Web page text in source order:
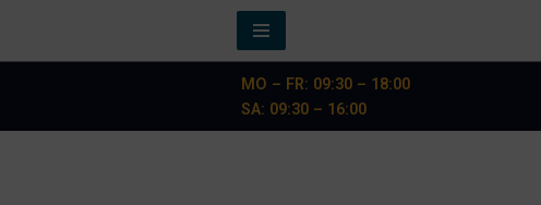
Zum
springen
MO – FR: 09:30 – 18:00
SA: 09:30 – 16:00